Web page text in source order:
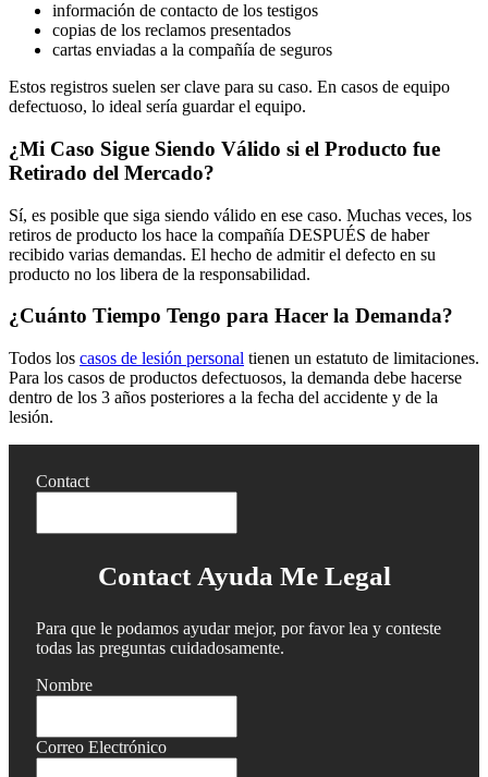
información de contacto de los testigos
copias de los reclamos presentados
cartas enviadas a la compañía de seguros
Estos registros suelen ser clave para su caso. En casos de equipo
defectuoso, lo ideal sería guardar el equipo.
¿Mi Caso Sigue Siendo Válido si el Producto fue
Retirado del Mercado?
Sí, es posible que siga siendo válido en ese caso. Muchas veces, los
retiros de producto los hace la compañía DESPUÉS de haber
recibido varias demandas. El hecho de admitir el defecto en su
producto no los libera de la responsabilidad.
¿Cuánto Tiempo Tengo para Hacer la Demanda?
Todos los casos de lesión personal tienen un estatuto de limitaciones.
Para los casos de productos defectuosos, la demanda debe hacerse
dentro de los 3 años posteriores a la fecha del accidente y de la
lesión.
Contact
Contact Ayuda Me Legal
Para que le podamos ayudar mejor, por favor lea y conteste
todas las preguntas cuidadosamente.
Nombre
Correo Electrónico